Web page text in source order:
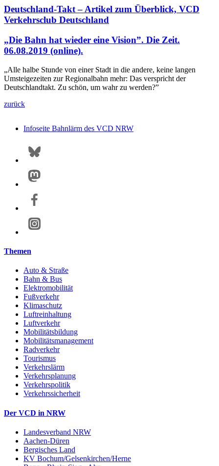
Deutschland-Takt – Artikel zum Überblick, VCD
Verkehrsclub Deutschland
„Die Bahn hat wieder eine Vision”. Die Zeit.
06.08.2019 (online).
„Alle halbe Stunde von einer Stadt in die andere, keine langen
Umsteigezeiten zur Regionalbahn mehr: Das verspricht der
Deutschlandtakt. Zu schön, um wahr zu werden?”
zurück
Infoseite Bahnlärm des VCD NRW
Themen
Auto & Straße
Bahn & Bus
Elektromobilität
Fußverkehr
Klimaschutz
Luftreinhaltung
Luftverkehr
Mobilitätsbildung
Mobilitätsmanagement
Radverkehr
Tourismus
Verkehrslärm
Verkehrsplanung
Verkehrspolitik
Verkehrssicherheit
Der VCD in NRW
Landesverband NRW
Aachen-Düren
Bergisches Land
KV Bochum/Gelsenkirchen/Herne